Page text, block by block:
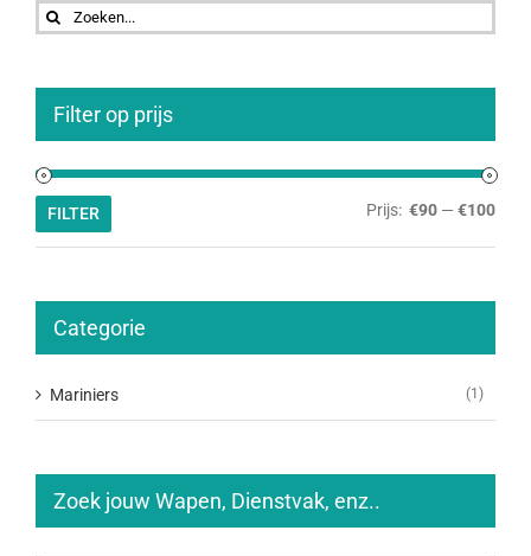
Zoeken
naar:
Filter op prijs
Min.
Max.
FILTER Prijs: €90 — €100
Categorie
Mariniers (1)
Zoek jouw Wapen, Dienstvak, enz..